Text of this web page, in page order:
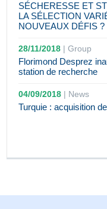
SÉCHERESSE ET
LA SÉLECTION
NOUVEAUX DÉFIS ?
28/11/2018 |Group
Florimond Desprez
station de recherche
04/09/2018 | News
Turquie : acquisition